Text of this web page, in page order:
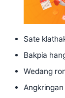
Sate
Bakpia
Wedang